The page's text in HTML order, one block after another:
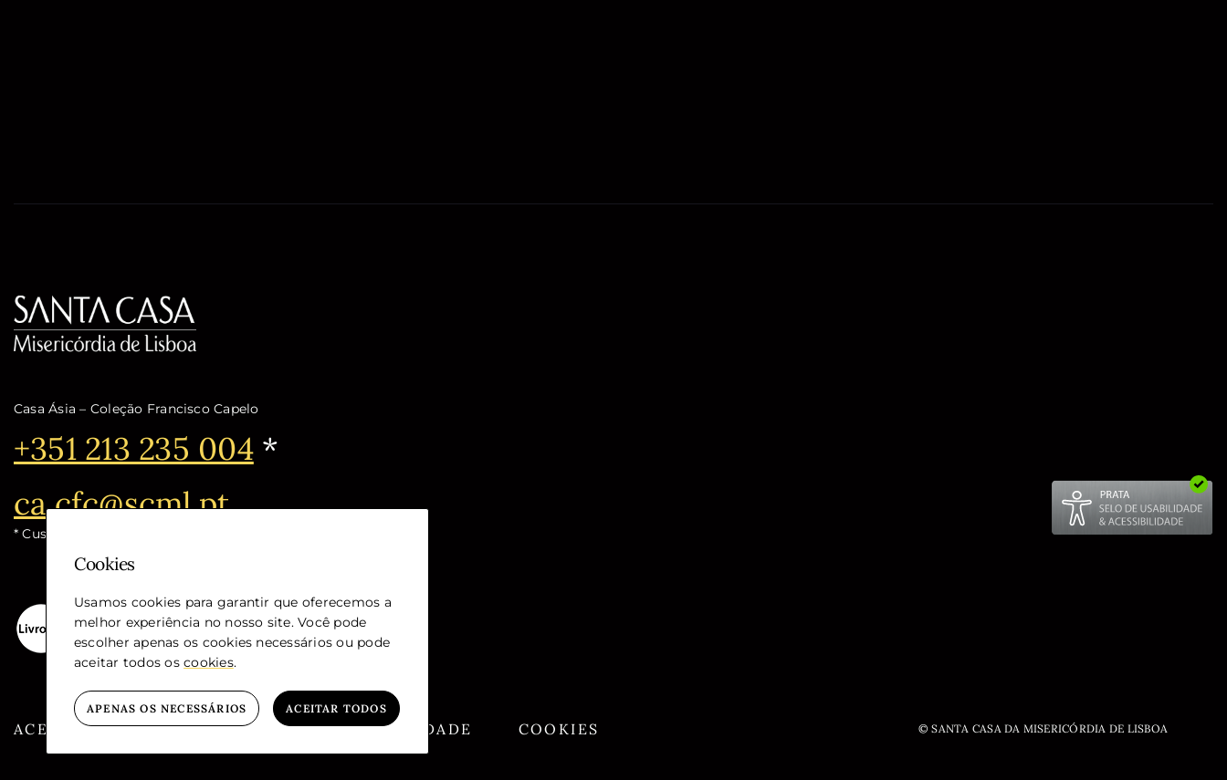
Casa Ásia – Coleção Francisco Capelo
Telefone:
+351 213 235 004*
Email:
ca.cfc@scml.pt
* Custo de chamada para a rede fixa nacional
ACESSIBILIDADE GLOSSÁRIO PRIVACIDADE COOKIES © SANTA CASA DA MISERICÓRDIA DE LISBOA
Cookies
Usamos cookies para garantir que oferecemos a
melhor experiência no nosso site. Você pode
escolher apenas os cookies necessários ou pode
aceitar todos oscookies.
APENAS OS NECESSÁRIOS ACEITAR TODOS